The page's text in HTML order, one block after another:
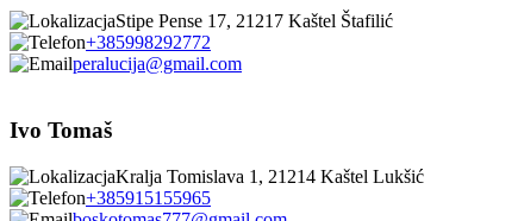
Stipe Pense 17, 21217 Kaštel Štafilić
+385998292772
peralucija@gmail.com
Ivo Tomaš
Kralja Tomislava 1, 21214 Kaštel Lukšić
+385915155965